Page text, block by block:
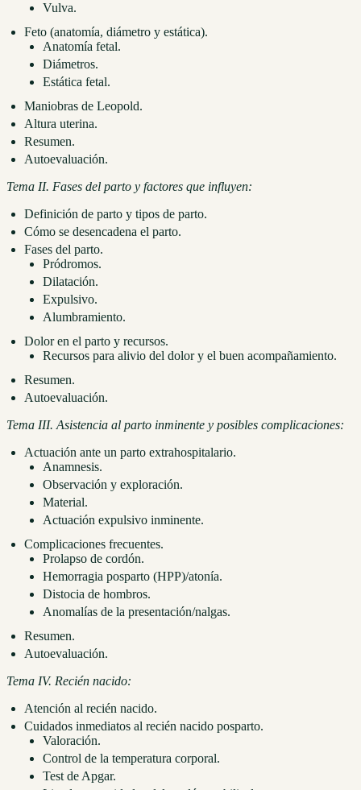
Vulva.
Feto (anatomía, diámetro y estática).
Anatomía fetal.
Diámetros.
Estática fetal.
Maniobras de Leopold.
Altura uterina.
Resumen.
Autoevaluación.
Tema II. Fases del parto y factores que influyen:
Definición de parto y tipos de parto.
Cómo se desencadena el parto.
Fases del parto.
Pródromos.
Dilatación.
Expulsivo.
Alumbramiento.
Dolor en el parto y recursos.
Recursos para alivio del dolor y el buen acompañamiento.
Resumen.
Autoevaluación.
Tema III. Asistencia al parto inminente y posibles complicaciones:
Actuación ante un parto extrahospitalario.
Anamnesis.
Observación y exploración.
Material.
Actuación expulsivo inminente.
Complicaciones frecuentes.
Prolapso de cordón.
Hemorragia posparto (HPP)/atonía.
Distocia de hombros.
Anomalías de la presentación/nalgas.
Resumen.
Autoevaluación.
Tema IV. Recién nacido:
Atención al recién nacido.
Cuidados inmediatos al recién nacido posparto.
Valoración.
Control de la temperatura corporal.
Test de Apgar.